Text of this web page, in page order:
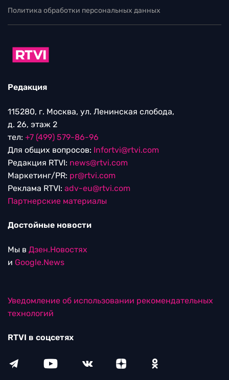
Политика обработки персональных данных
Редакция
115280, г. Москва, ул. Ленинская слобода,
д. 26, этаж 2
тел: +7 (499) 579-86-96
Для общих вопросов: Infortvi@rtvi.com
Редакция RTVI: news@rtvi.com
Маркетинг/PR: pr@rtvi.com
Реклама RTVI: adv-eu@rtvi.com
Партнерские материалы
Достойные новости
Мы в Дзен.Новостях
и Google.News
Уведомление об использовании рекомендательных
технологий
RTVI в соцсетях